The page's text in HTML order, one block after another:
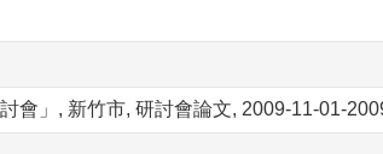
會」, 新竹市, 研討會論文, 2009-11-01-